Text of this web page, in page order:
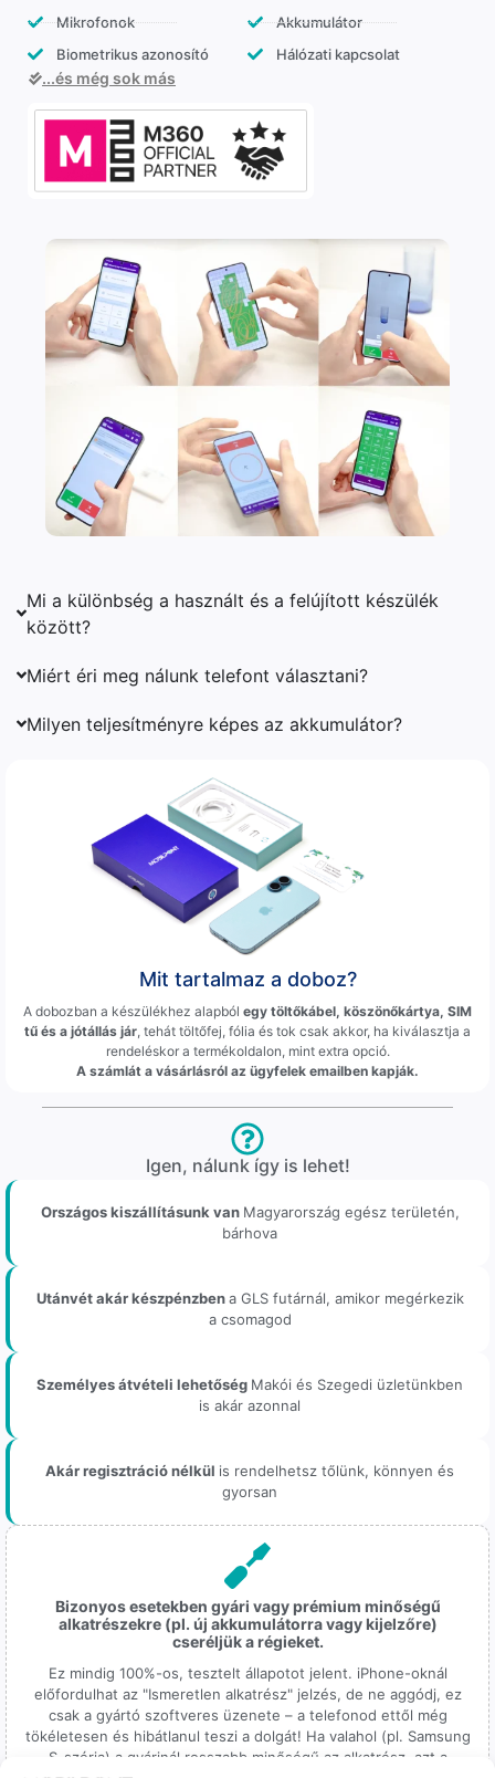
Mikrofonok
Biometrikus azonosító
Akkumulátor
Hálózati kapcsolat
...és még sok más
Mi a különbség a használt és a felújított készülék
között?
Miért éri meg nálunk telefont választani?
Milyen teljesítményre képes az akkumulátor?
Mit tartalmaz a doboz?
A dobozban a készülékhez alapból egy töltőkábel, köszönőkártya, SIM
tű és a jótállás jár, tehát töltőfej, fólia és tok csak akkor, ha kiválasztja a
rendeléskor a termékoldalon, mint extra opció.
A számlát a vásárlásról az ügyfelek emailben kapják.
Igen, nálunk így is lehet!
Országos kiszállításunk van Magyarország egész területén,
bárhova
Utánvét akár készpénzbena GLS futárnál, amikor megérkezik
a csomagod
Személyes átvételi lehetőség Makói és Szegedi üzletünkben
is akár azonnal
Akár regisztráció nélkül is rendelhetsz tőlünk, könnyen és
gyorsan
Bizonyos esetekben gyári vagy prémium minőségű
alkatrészekre (pl. új akkumulátorra vagy kijelzőre)
cseréljük a régieket.
Ez mindig 100%-os, tesztelt állapotot jelent. iPhone-oknál
előfordulhat az "Ismeretlen alkatrész" jelzés, de ne aggódj, ez
csak a gyártó szoftveres üzenete – a telefonod ettől még
tökéletesen és hibátlanul teszi a dolgát! Ha valahol (pl. Samsung
S-széria) a gyárinál rosszabb minőségű az alkatrész, azt a